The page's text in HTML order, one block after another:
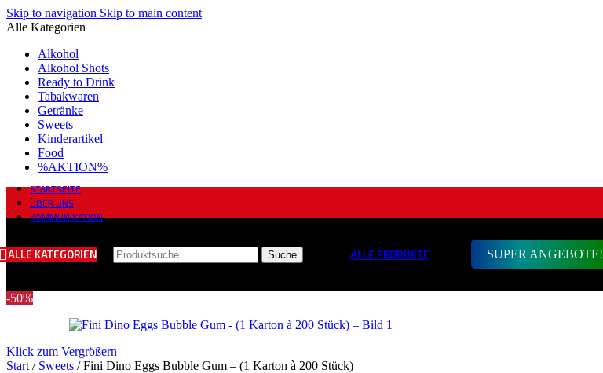
Skip to navigation Skip to main content
Alle Kategorien
Alkohol
Alkohol Shots
Ready to Drink
Tabakwaren
Getränke
Sweets
Kinderartikel
Food
%AKTION%
STARTSEITE
ÜBER UNS
KOMMUNIKATION
ALLE KATEGORIEN Suche ALLE PRODUKTE SUPER ANGEBOTE!
-50%
Klick zum Vergrößern
Start / Sweets / Fini Dino Eggs Bubble Gum – (1 Karton à 200 Stück)